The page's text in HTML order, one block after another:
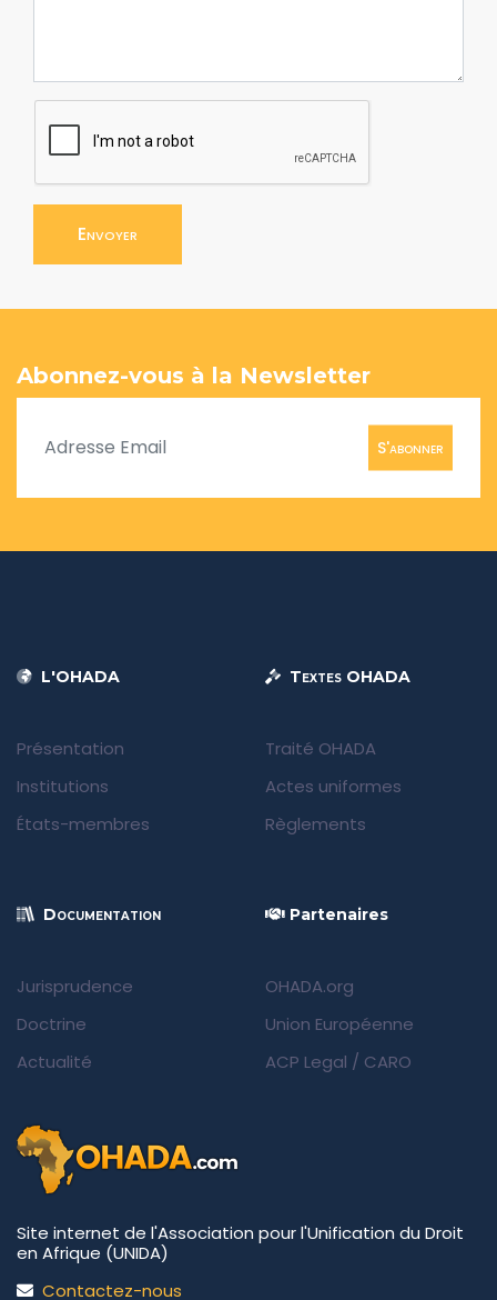
Envoyer
Abonnez-vous à la Newsletter
S'abonner
L'OHADA
Présentation
Institutions
États-membres
Textes OHADA
Traité OHADA
Actes uniformes
Règlements
Documentation
Jurisprudence
Doctrine
Actualité
Partenaires
OHADA.org
Union Européenne
ACP Legal / CARO
Site internet de l'Association pour l'Unification du Droit
en Afrique (UNIDA)
Contactez-nous